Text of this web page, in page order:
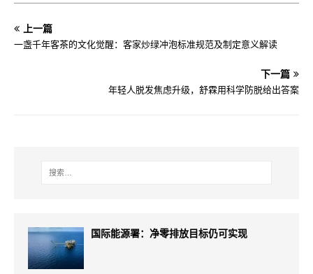
上一篇
一盏千年客茶的文化觉醒：客家炒绿冲泡标准规范及制定意义解读
下一篇
年轻人脱发焦虑升级，舒霖用科学防脱给出答案
国际能源署：净零排放目标仍可实现